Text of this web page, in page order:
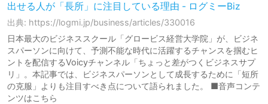
出せる人が「長所」に注目している理由 - ログミーBiz
出典: https://logmi.jp/business/articles/330016
日本最大のビジネススクール「グロービス経営大学院」が、ビジネ
スパーソンに向けて、予測不能な時代に活躍するチャンスを掴むヒ
ントを配信するVoicyチャンネル「ちょっと差がつくビジネスサプ
リ」。本記事では、ビジネスパーソンとして成長するために「短所
の克服」よりも注目すべき点について語られました。 ■音声コンテ
ンツはこちら